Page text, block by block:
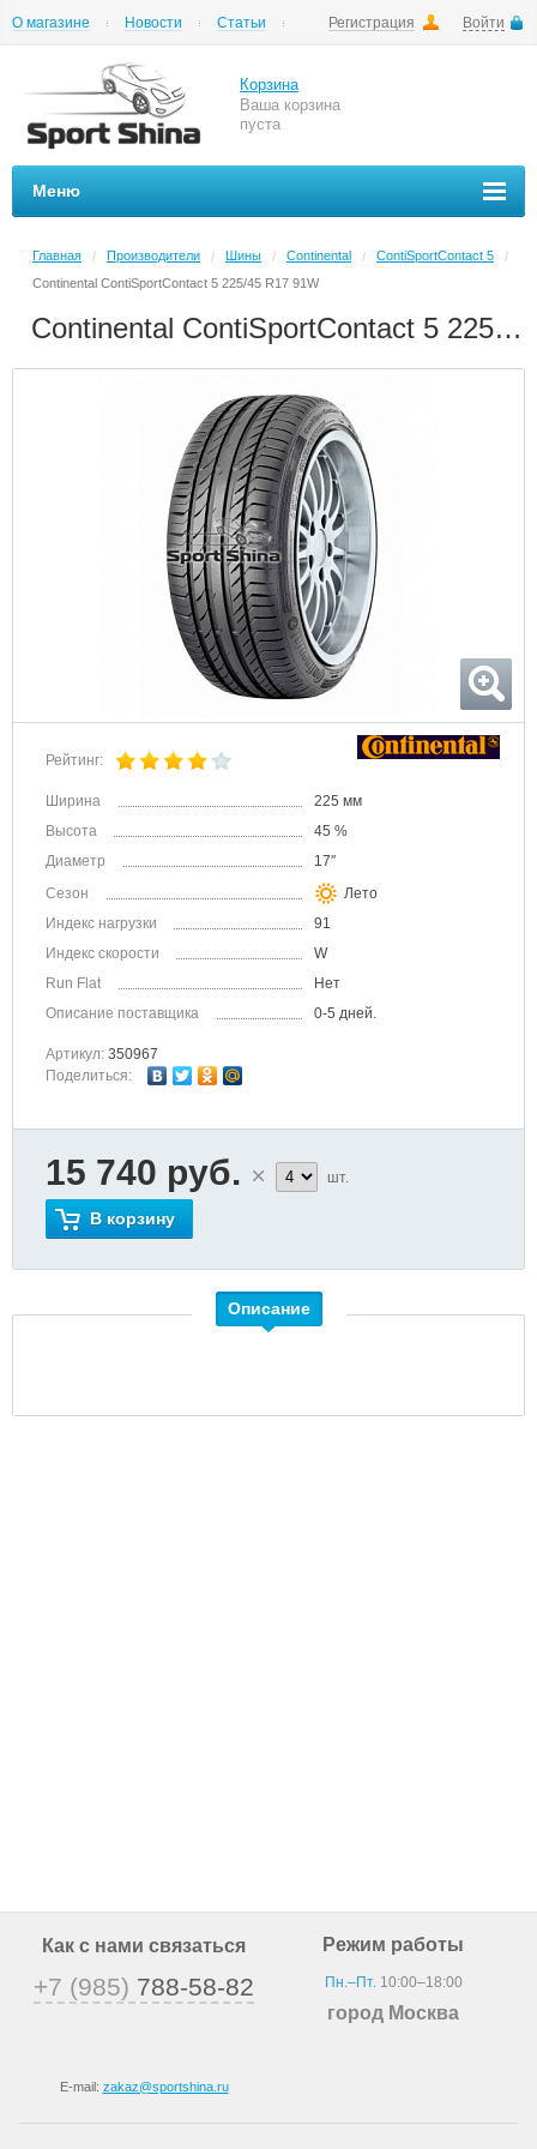
Регистрация Войти
О магазине Новости
Статьи
Корзина
Ваша корзина
пуста
Меню
Главная / Производители / Шины / Continental / ContiSportContact 5
/
Continental ContiSportContact 5 225/45 R17 91W
Continental ContiSportContact 5 225/45 R17 91W
Рейтинг:
Ширина
225 мм
Высота
45 %
Диаметр
17″
Сезон
Лето
Индекс нагрузки
91
Индекс скорости
W
Run Flat
Нет
Описание поставщика
0-5 дней.
Артикул: 350967
Поделиться:
15 740 руб. шт.
В корзину
Описание
Как с нами связаться
+7 (985) 788-58-82
E-mail: zakaz@sportshina.ru
Режим работы
Пн.–Пт.10:00–18:00
город Москва